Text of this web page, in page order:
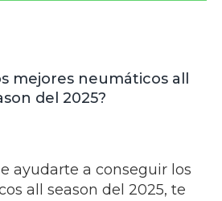
mejores neumáticos all
del 2025?
ayudarte a conseguir los
all season del 2025, te